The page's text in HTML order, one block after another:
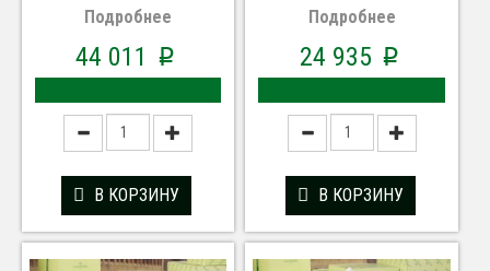
Подробнее
44 011 p
В КОРЗИНУ
Подробнее
24 935 p
В КОРЗИНУ